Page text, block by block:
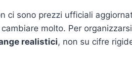
ci sono prezzi ufficiali
molto. Per
realistici, non su cifre